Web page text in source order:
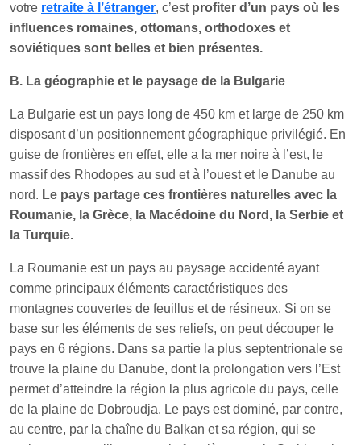
votre retraite à l’étranger, c’est profiter d’un pays où les
influences romaines, ottomans, orthodoxes et
soviétiques sont belles et bien présentes.
B. La géographie et le paysage de la Bulgarie
La Bulgarie est un pays long de 450 km et large de 250 km
disposant d’un positionnement géographique privilégié. En
guise de frontières en effet, elle a la mer noire à l’est, le
massif des Rhodopes au sud et à l’ouest et le Danube au
nord. Le pays partage ces frontières naturelles avec la
Roumanie, la Grèce, la Macédoine du Nord, la Serbie et
la Turquie.
La Roumanie est un pays au paysage accidenté ayant
comme principaux éléments caractéristiques des
montagnes couvertes de feuillus et de résineux. Si on se
base sur les éléments de ses reliefs, on peut découper le
pays en 6 régions. Dans sa partie la plus septentrionale se
trouve la plaine du Danube, dont la prolongation vers l’Est
permet d’atteindre la région la plus agricole du pays, celle
de la plaine de Dobroudja. Le pays est dominé, par contre,
au centre, par la chaîne du Balkan et sa région, qui se